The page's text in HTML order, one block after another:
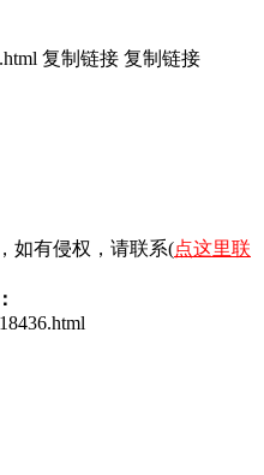
复制链接 复制链接
如有侵权，请联系(点这里联